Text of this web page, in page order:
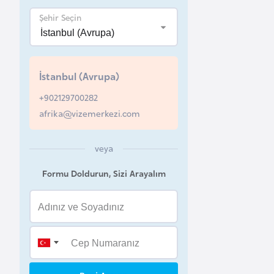
Şehir Seçin
İstanbul (Avrupa)
+902129700282
afrika@vizemerkezi.com
veya
Formu Doldurun, Sizi Arayalım
B
e
r
u
s
B
i
k